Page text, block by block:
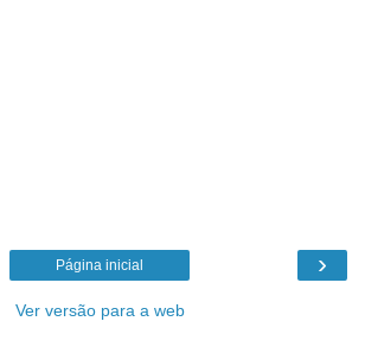
›
Página inicial
Ver versão para a web